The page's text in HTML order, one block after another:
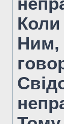
Коли
Ним,